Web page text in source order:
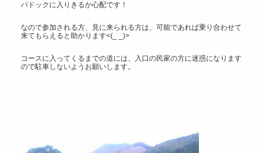
パドックに入りきるか心配です！
なので参加される方、見に来られる方は、可能であれば乗り合わせて
来てもらえると助かります<(_ _)>
コースに入ってくるまでの道には、入口の民家の方に迷惑になります
ので駐車しないようお願いします。